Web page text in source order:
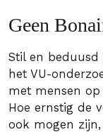
Geen
Stil en
het VU-
met mensen
Hoe ernstig de
ook mogen